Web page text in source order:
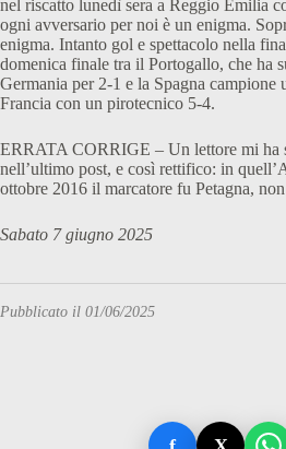
nel riscatto lunedì sera a Reggio Emilia
ogni avversario per noi è un enigma.
enigma. Intanto gol e spettacolo nella
domenica finale tra il Portogallo, che ha
Germania per 2-1 e la Spagna campione
Francia con un pirotecnico 5-4.
ERRATA CORRIGE – Un lettore mi ha
nell’ultimo post, e così rettifico: in
ottobre 2016 il marcatore fu Petagna,
Sabato 7 giugno 2025
Pubblicato il 01/06/2025